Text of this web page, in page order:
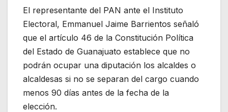
El representante del PAN ante el Instituto
Electoral, Emmanuel Jaime Barrientos señaló
que el artículo 46 de la Constitución Política
del Estado de Guanajuato establece que no
podrán ocupar una diputación los alcaldes o
alcaldesas si no se separan del cargo cuando
menos 90 días antes de la fecha de la
elección.